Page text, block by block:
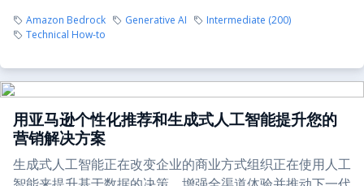
Amazon Bedrock Generative AI
Intermediate (200)
Technical How-to
用亚马逊个性化推荐和生成式人工智能提升您的
营销解决方案
生成式人工智能正在改变企业的商业方式组织正在使用人工